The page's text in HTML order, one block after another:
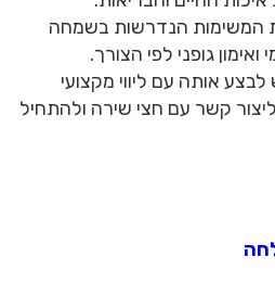
המשימות הנדרשות בשמחה
ואימון גופני לפי הצורך.
אותה עם ליווי מקצועי
קשר עם חצי שירה ולהתחיל